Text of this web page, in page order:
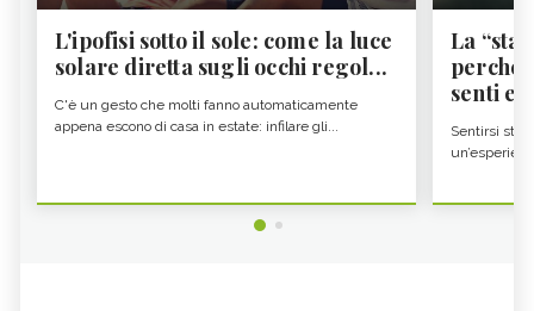
L'ipofisi sotto il sole: come la luce
solare diretta sugli occhi regol...
C'è un gesto che molti fanno automaticamente
appena escono di casa in estate: infilare gli...
La
perché
senti
Sentirsi